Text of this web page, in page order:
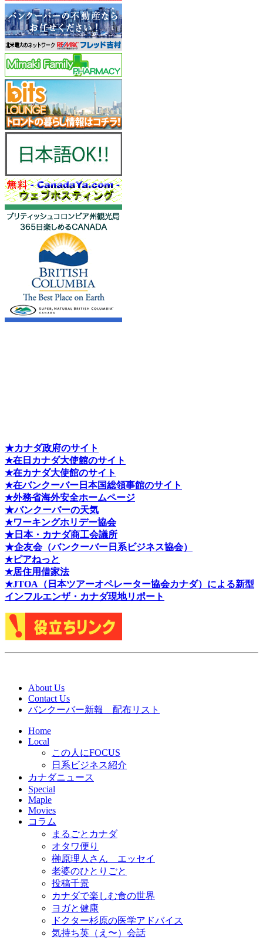
★カナダ政府のサイト
★在日カナダ大使館のサイト
★在カナダ大使館のサイト
★在バンクーバー日本国総領事館のサイト
★外務省海外安全ホームページ
★バンクーバーの天気
★ワーキングホリデー協会
★日本・カナダ商工会議所
★企友会（バンクーバー日系ビジネス協会）
★ピアねっと
★居住用借家法
★JTOA（日本ツアーオペレーター協会カナダ）による新型
インフルエンザ・カナダ現地リポート
About Us
Contact Us
バンクーバー新報 配布リスト
Home
Local
この人にFOCUS
日系ビジネス紹介
カナダニュース
Special
Maple
Movies
コラム
まるごとカナダ
オタワ便り
榊原理人さん エッセイ
老婆のひとりごと
投稿千景
カナダで楽しむ食の世界
ヨガと健康
ドクター杉原の医学アドバイス
気持ち英（え〜）会話